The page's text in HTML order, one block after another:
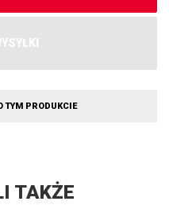
TYM PRODUKCIE
TAKŻE